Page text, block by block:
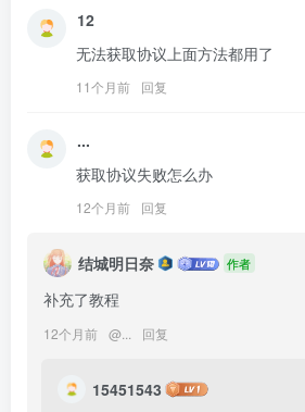
12
11个月前 回复
...
获取协议失败怎么办
12个月前 回复
结城明日奈 作者
12个月前 @ 回复
15451543